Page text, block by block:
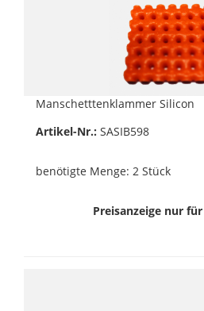
Manschetttenklammer Silicon
Artikel-Nr.: SASIB598
benötigte Menge: 2 Stück
Preisanzeige nur